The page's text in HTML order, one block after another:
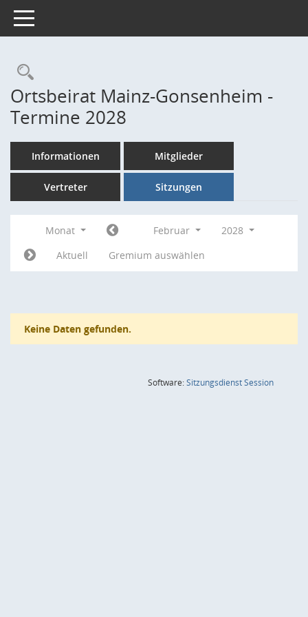
Toggle navigation
Rechercheauswahl
Ortsbeirat Mainz-Gonsenheim -
Termine 2028
Informationen Mitglieder
Vertreter Sitzungen
Monat Februar
2028
Aktuell
Gremium auswählen
Keine Daten gefunden.
Software:SitzungsdienstSession(Wird in